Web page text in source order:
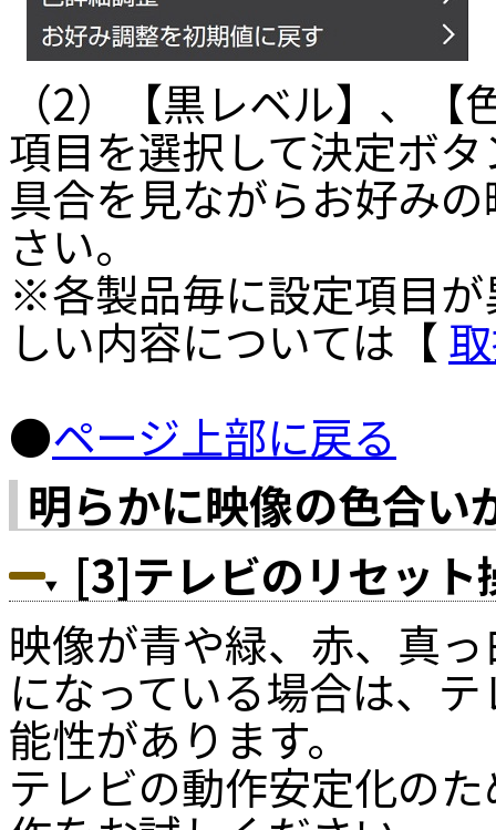
（2）【黒レベル】、
項目を選択して決定ボ
具合を見ながらお好み
さい。
※各製品毎に設定項目
しい内容については【
●ページ上部に戻る
明らかに映像の色合い
[3]テレビのリセット
映像が青や緑、赤、真
になっている場合は、
能性があります。
テレビの動作安定化の